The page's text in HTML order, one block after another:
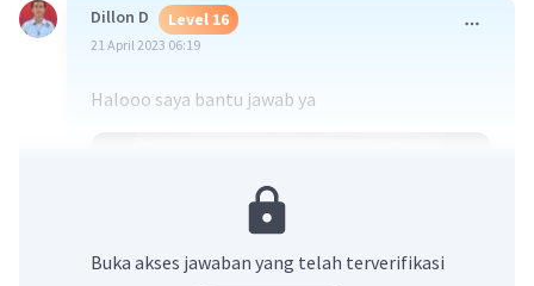
Dillon D Level 16
21 April 2023 06:19
Halooo saya bantu jawab ya
Buka akses jawaban yang telah terverifikasi